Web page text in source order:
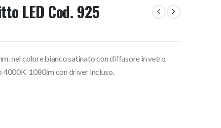
LED Cod. 925
nel colore bianco satinato con diffusore in vetro
4000K 1080lm con driver incluso.